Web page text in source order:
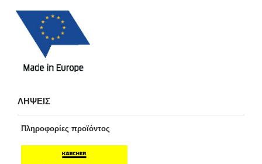
ΛΗΨΕΙΣ
Πληροφορίες προϊόντος